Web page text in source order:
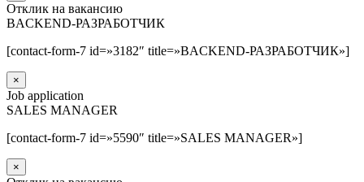
Отклик на вакансию
BACKEND-РАЗРАБОТЧИК
[contact-form-7 id=»3182″ title=»BACKEND-РАЗРАБОТЧИК»]
×
Job application
SALES MANAGER
[contact-form-7 id=»5590″ title=»SALES MANAGER»]
×